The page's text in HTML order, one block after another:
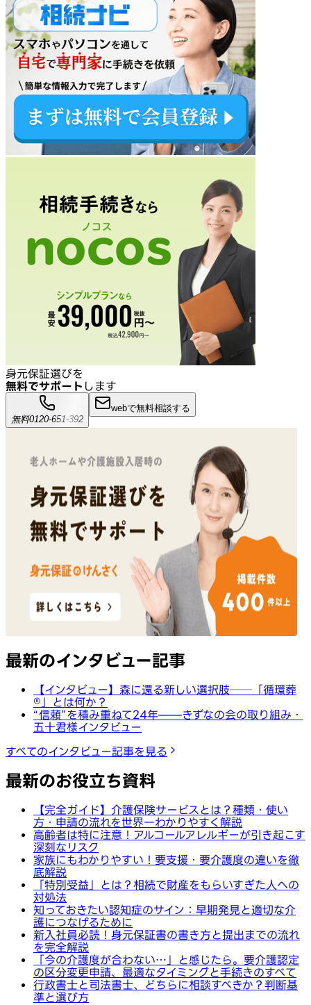
身元保証選びを
無料でサポート します
無料0120-651-392
webで無料相談する
最新のインタビュー記事
【インタビュー】森に還る新しい選択肢──「循環葬
®︎」とは何か？
“信頼”を積み重ねて24年——きずなの会の取り組み・
五十君様インタビュー
すべてのインタビュー記事を見る
最新のお役立ち資料
【完全ガイド】介護保険サービスとは？種類・使い
方・申請の流れを世界一わかりやすく解説
高齢者は特に注意！アルコールアレルギーが引き起こす
深刻なリスク
家族にもわかりやすい！要支援・要介護度の違いを徹
底解説
「特別受益」とは？相続で財産をもらいすぎた人への
対処法
知っておきたい認知症のサイン：早期発見と適切な介
護につなげるために
新入社員必読！身元保証書の書き方と提出までの流れ
を完全解説
「今の介護度が合わない…」と感じたら。要介護認定
の区分変更申請、最適なタイミングと手続きのすべて
行政書士と司法書士、どちらに相談すべきか？判断基
準と選び方